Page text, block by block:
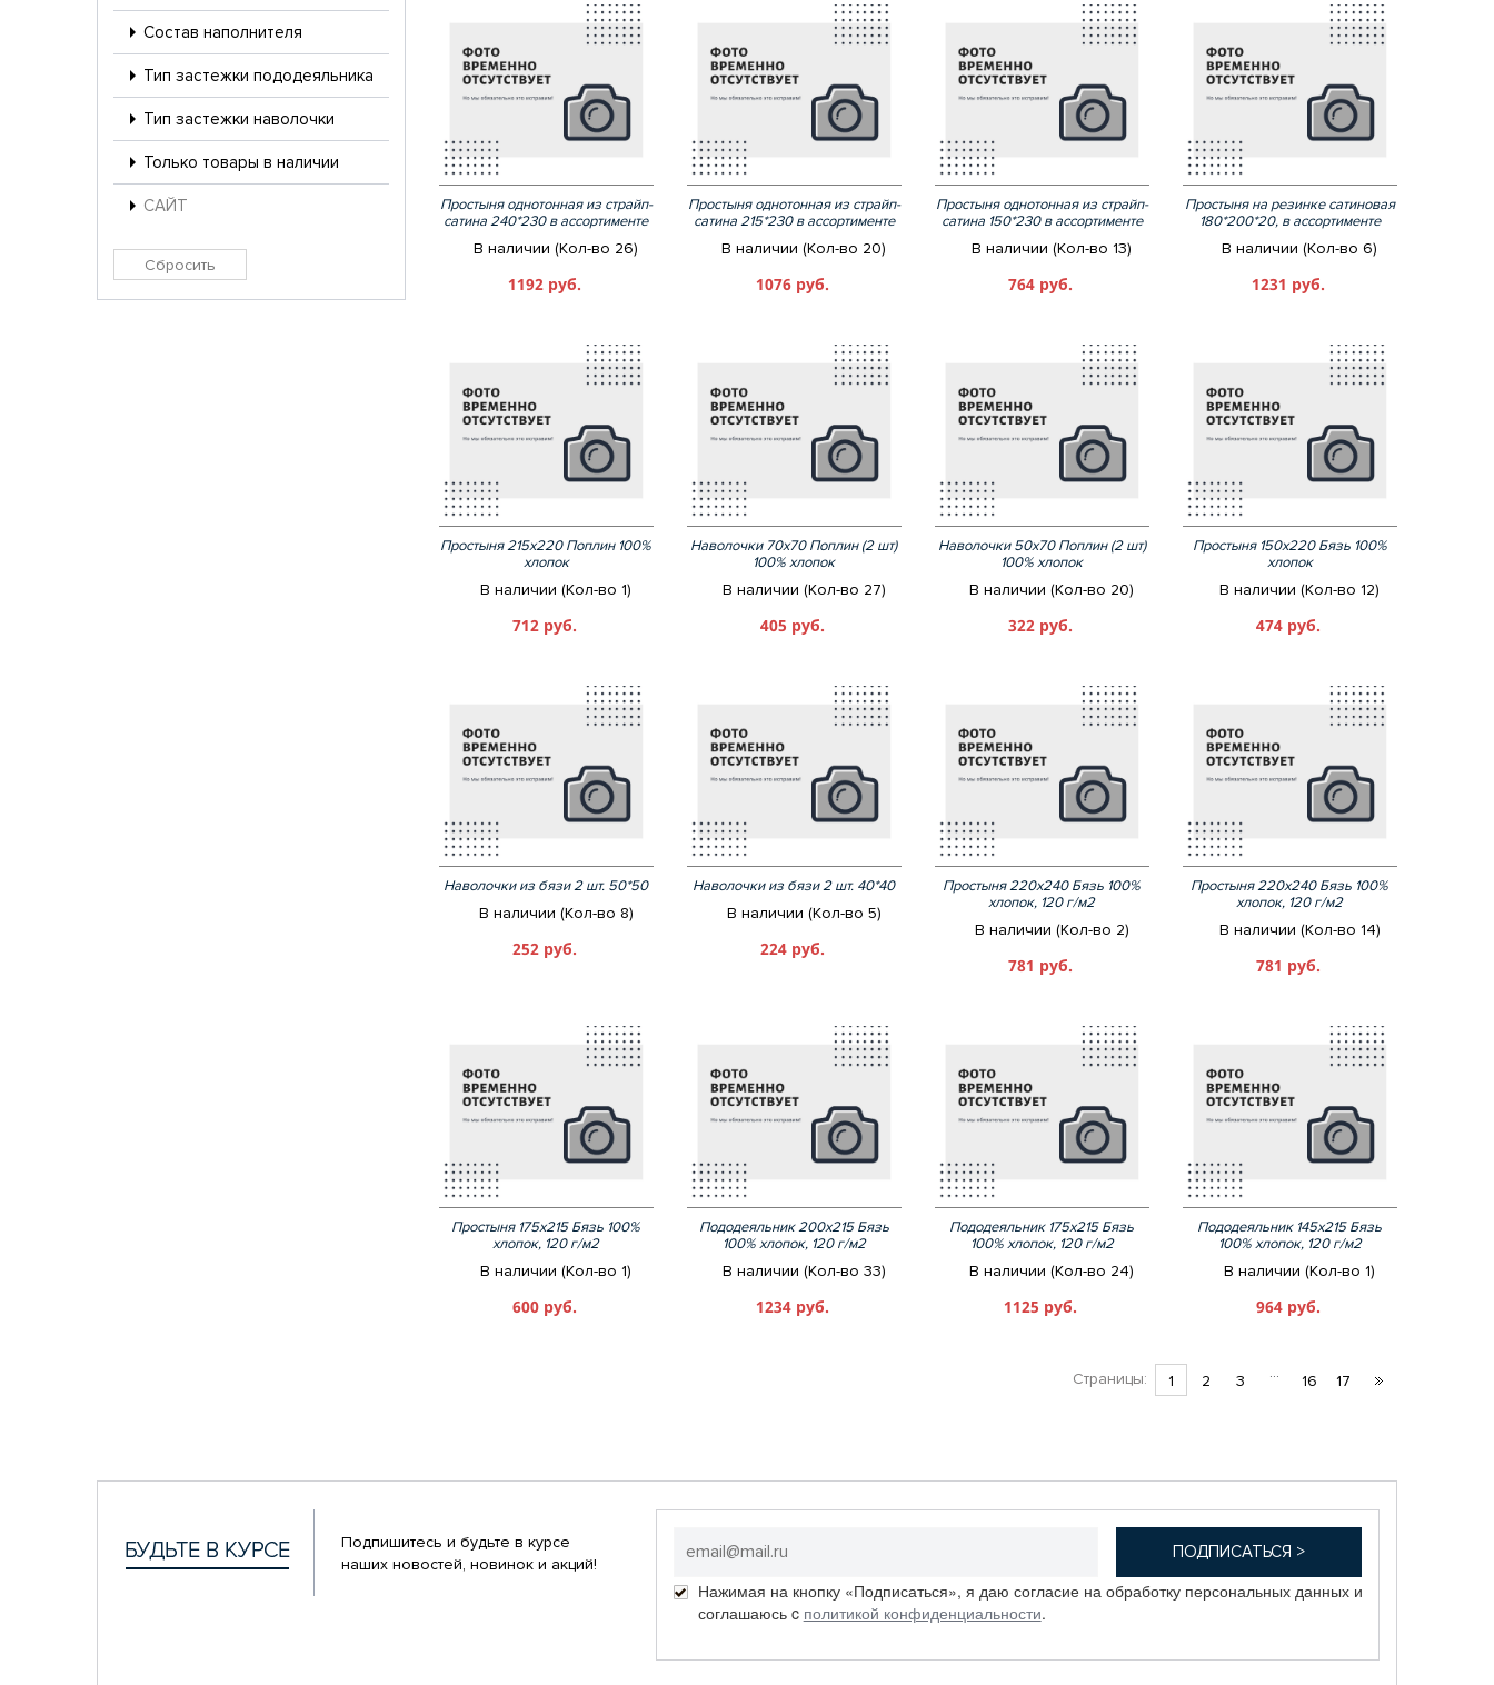
140*200*25
200*200*25
90*200*25
120*200*20
2 спальный
Состав наполнителя
Тип застежки пододеяльника
Тип застежки наволочки
Только товары в наличии
САЙТ
Простыня однотонная из страйп-
сатина 240*230 в ассортименте
В наличии (Кол-во 26)
1192 руб.
Простыня однотонная из страйп-
сатина 215*230 в ассортименте
В наличии (Кол-во 20)
1076 руб.
Простыня однотонная из страйп-
сатина 150*230 в ассортименте
В наличии (Кол-во 13)
764 руб.
Простыня на резинке сатиновая
180*200*20, в ассортименте
В наличии (Кол-во 6)
1231 руб.
Простыня 215х220 Поплин 100%
хлопок
В наличии (Кол-во 1)
712 руб.
Наволочки 70х70 Поплин (2 шт)
100% хлопок
В наличии (Кол-во 27)
405 руб.
Наволочки 50х70 Поплин (2 шт)
100% хлопок
В наличии (Кол-во 20)
322 руб.
Простыня 150х220 Бязь 100%
хлопок
В наличии (Кол-во 12)
474 руб.
Наволочки из бязи 2 шт. 50*50
В наличии (Кол-во 8)
252 руб.
Наволочки из бязи 2 шт. 40*40
В наличии (Кол-во 5)
224 руб.
Простыня 220х240 Бязь 100%
хлопок, 120 г/м2
В наличии (Кол-во 2)
781 руб.
Простыня 220х240 Бязь 100%
хлопок, 120 г/м2
В наличии (Кол-во 14)
781 руб.
Простыня 175х215 Бязь 100%
хлопок, 120 г/м2
В наличии (Кол-во 1)
600 руб.
Пододеяльник 200х215 Бязь
100% хлопок, 120 г/м2
В наличии (Кол-во 33)
1234 руб.
Пододеяльник 175х215 Бязь
100% хлопок, 120 г/м2
В наличии (Кол-во 24)
1125 руб.
Пододеяльник 145х215 Бязь
100% хлопок, 120 г/м2
В наличии (Кол-во 1)
964 руб.
Страницы: 1 2 3 ... 16 17
Подпишитесь и будьте в курсе
наших новостей, новинок и акций!
Нажимая на кнопку «Подписаться», я даю согласие на обработку персональных данных и
соглашаюсь c политикой конфиденциальности.